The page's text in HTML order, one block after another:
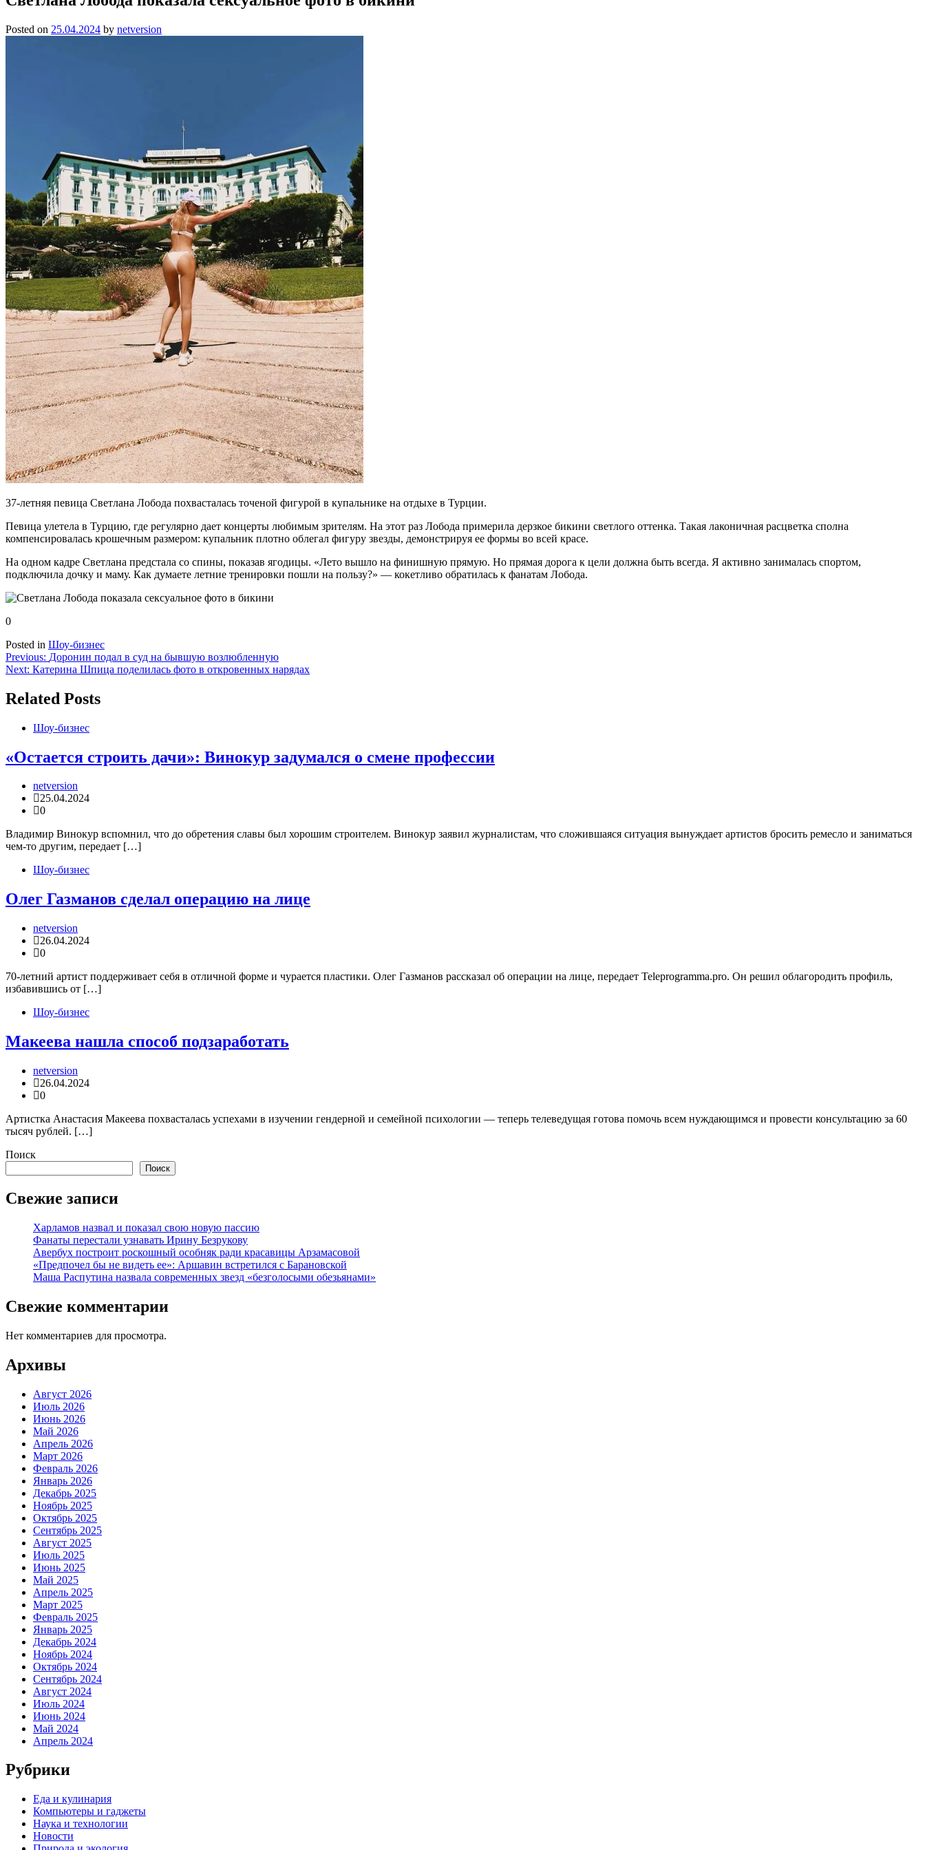
Posted on 25.04.2024 by netversion
37-летняя певица Светлана Лобода похвасталась точеной фигурой в купальнике на отдыхе в Турции.
Певица улетела в Турцию, где регулярно дает концерты любимым зрителям. На этот раз Лобода примерила дерзкое бикини светлого оттенка. Такая лаконичная расцветка сполна
компенсировалась крошечным размером: купальник плотно облегал фигуру звезды, демонстрируя ее формы во всей красе.
На одном кадре Светлана предстала со спины, показав ягодицы. «Лето вышло на финишную прямую. Но прямая дорога к цели должна быть всегда. Я активно занималась спортом,
подключила дочку и маму. Как думаете летние тренировки пошли на пользу?» — кокетливо обратилась к фанатам Лобода.
0
Posted in Шоу-бизнес
Навигация
по
записям
Previous: Доронин подал в суд на бывшую возлюбленную
Next: Катерина Шпица поделилась фото в откровенных нарядах
Related Posts
Шоу-бизнес
«Остается строить дачи»: Винокур задумался о смене профессии
netversion
25.04.2024
0
Владимир Винокур вспомнил, что до обретения славы был хорошим строителем. Винокур заявил журналистам, что сложившаяся ситуация вынуждает артистов бросить ремесло и заниматься
чем-то другим, передает […]
Шоу-бизнес
Олег Газманов сделал операцию на лице
netversion
26.04.2024
0
70-летний артист поддерживает себя в отличной форме и чурается пластики. Олег Газманов рассказал об операции на лице, передает Teleprogramma.pro. Он решил облагородить профиль,
избавившись от […]
Шоу-бизнес
Макеева нашла способ подзаработать
netversion
26.04.2024
0
Артистка Анастасия Макеева похвасталась успехами в изучении гендерной и семейной психологии — теперь телеведущая готова помочь всем нуждающимся и провести консультацию за 60
тысяч рублей. […]
Поиск
Поиск
Свежие записи
Харламов назвал и показал свою новую пассию
Фанаты перестали узнавать Ирину Безрукову
Авербух построит роскошный особняк ради красавицы Арзамасовой
«Предпочел бы не видеть ее»: Аршавин встретился с Барановской
Маша Распутина назвала современных звезд «безголосыми обезьянами»
Свежие комментарии
Нет комментариев для просмотра.
Архивы
Август 2026
Июль 2026
Июнь 2026
Май 2026
Апрель 2026
Март 2026
Февраль 2026
Январь 2026
Декабрь 2025
Ноябрь 2025
Октябрь 2025
Сентябрь 2025
Август 2025
Июль 2025
Июнь 2025
Май 2025
Апрель 2025
Март 2025
Февраль 2025
Январь 2025
Декабрь 2024
Ноябрь 2024
Октябрь 2024
Сентябрь 2024
Август 2024
Июль 2024
Июнь 2024
Май 2024
Апрель 2024
Рубрики
Еда и кулинария
Компьютеры и гаджеты
Наука и технологии
Новости